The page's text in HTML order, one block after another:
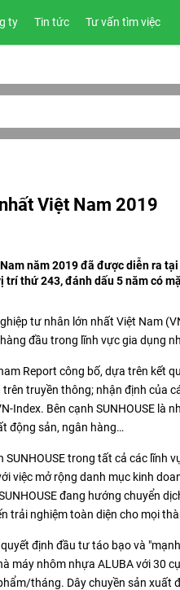
ty Tin tức Tư vấn tìm việc
Việt Nam 2019
năm 2019 đã được diễn ra
thứ 243, đánh dấu 5 năm có
tư nhân lớn nhất Việt Nam
đầu trong lĩnh vực gia dụng
Report công bố, dựa trên kết
truyền thông; nhận định của
Index. Bên cạnh SUNHOUSE là
động sản, ngân hàng…
trong tất cả các lĩnh
việc mở rộng danh mục kinh
đang hướng chuyển
trải nghiệm toàn diện cho mọi
định đầu tư táo bạo và
máy nhôm nhựa ALUBA với 30
tháng. Dây chuyền sản xuất